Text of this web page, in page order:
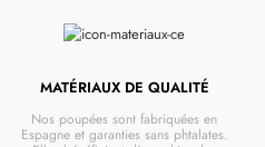
MATÉRIAUX DE QUALITÉ
Nos poupées sont fabriquées en
Espagne et garanties sans phtalates.